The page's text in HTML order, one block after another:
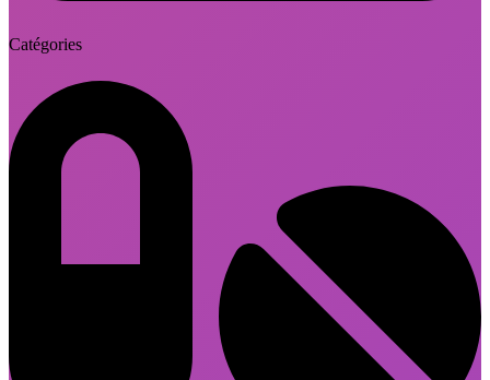
Catégories